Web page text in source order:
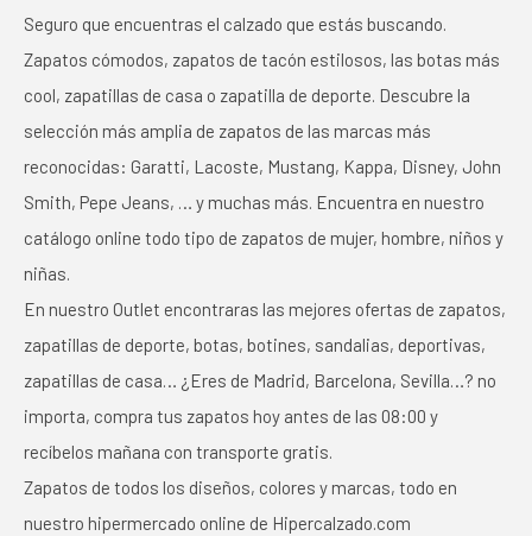
Seguro que encuentras el calzado que estás buscando.
Zapatos cómodos, zapatos de tacón estilosos, las botas más
cool, zapatillas de casa o zapatilla de deporte. Descubre la
selección más amplia de zapatos de las marcas más
reconocidas: Garatti, Lacoste, Mustang, Kappa, Disney, John
Smith, Pepe Jeans, … y muchas más. Encuentra en nuestro
catálogo online todo tipo de zapatos de mujer, hombre, niños y
niñas.
En nuestro Outlet encontraras las mejores ofertas de zapatos,
zapatillas de deporte, botas, botines, sandalias, deportivas,
zapatillas de casa… ¿Eres de Madrid, Barcelona, Sevilla…? no
importa, compra tus zapatos hoy antes de las 08:00 y
recíbelos mañana con transporte gratis.
Zapatos de todos los diseños, colores y marcas, todo en
nuestro hipermercado online de Hipercalzado.com